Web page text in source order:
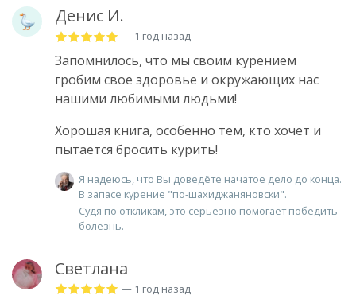
Денис И.
— 1 год назад
Запомнилось, что мы своим курением
гробим свое здоровье и окружающих нас
нашими любимыми людьми!
Хорошая книга, особенно тем, кто хочет и
пытается бросить курить!
Я надеюсь, что Вы доведёте начатое дело до конца.
В запасе курение "по-шахиджаняновски".
Судя по откликам, это серьёзно помогает победить
болезнь.
Светлана
— 1 год назад